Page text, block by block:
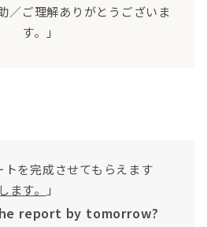
／ご理解ありがとうございま
す。」
を完成させてもらえます
ます。 」
report by tomorrow?